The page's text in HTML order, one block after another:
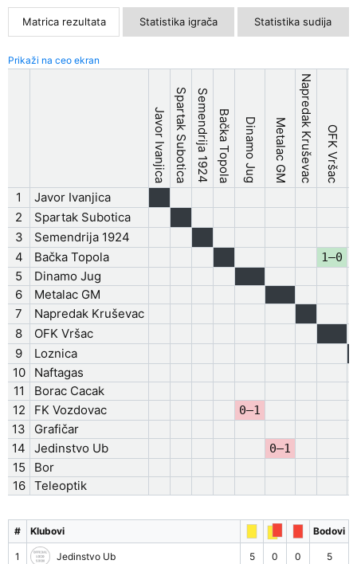
Matrica rezultata Statistika igrača Statistika sudija
Prikaži na ceo ekran
Javor IvanjicaSpartak SuboticaSemendrija 1924Bačka Topola Dinamo Jug Metalac GM Napredak Kruševac OFK Vršac
1
Javor Ivanjica
2
Spartak Subotica
3
Semendrija 1924
4
Bačka Topola 1–0
5
Dinamo Jug
6
Metalac GM
7
Napredak Kruševac
8
OFK Vršac
9
Loznica
10
Naftagas
11
Borac Cacak
12
FK Vozdovac 0–1
13
Grafičar
14
Jedinstvo Ub 0–1
15
Bor
16
Teleoptik
# Klubovi Bodovi
1 Jedinstvo Ub 5 0 0 5